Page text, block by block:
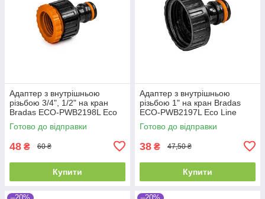
Адаптер з внутрішньою
різьбою 3/4", 1/2" на кран
Bradas ECO-PWB2198L Eco
Line
Готово до відправки
48 ₴ 60 ₴
Купити
Адаптер з внутрішньою
різьбою 1" на кран Bradas
ECO-PWB2197L Eco Line
Готово до відправки
38 ₴ 47,50 ₴
Купити